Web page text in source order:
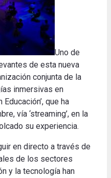
Uno de
de esta nueva
conjunta de la
inmersivas en
que ha
vía ‘streaming’, en la
su experiencia.
en directo a través de
de los sectores
y la tecnología han